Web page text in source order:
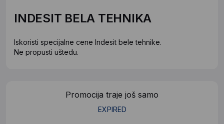
INDESIT BELA TEHNIKA
Iskoristi specijalne cene Indesit bele tehnike.
Ne propusti uštedu.
Promocija traje još samo
EXPIRED